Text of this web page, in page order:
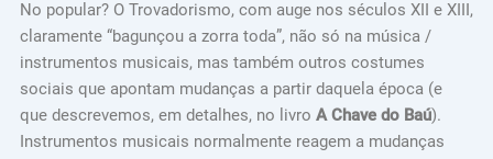
No popular? O Trovadorismo, com auge nos séculos XII e XIII,
claramente “bagunçou a zorra toda”, não só na música /
instrumentos musicais, mas também outros costumes
sociais que apontam mudanças a partir daquela época (e
que descrevemos, em detalhes, no livro A Chave do Baú).
Instrumentos musicais normalmente reagem a mudanças